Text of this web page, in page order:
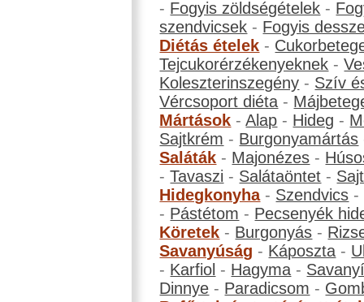
- Fogyis zöldségételek -
szendvicsek - Fogyis
Diétás ételek -
Tejcukorérzékenyeknek -
Koleszterinszegény - Szív
Vércsoport diéta -
Mártások -Alap - Hideg -
Sajtkrém - Burgonyamártás
Saláták - Majonézes -
-Tavaszi - Salátaöntet -
Hidegkonyha- Szendvics -
- Pástétom - Pecsenyék
Köretek - Burgonyás -
Savanyúság - Káposzta -
- Karfiol - Hagyma -
Dinnye - Paradicsom -